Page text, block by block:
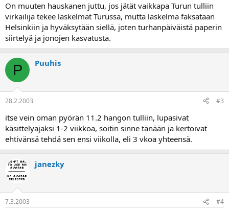
On muuten hauskanen juttu, jos jätät vaikkapa Turun tulliin
virkailija tekee laskelmat Turussa, mutta laskelma faksataan
Helsinkiin ja hyväksytään siellä, joten turhanpäiväistä paperin
siirtelyä ja jonojen kasvatusta.
P Puuhis
28.2.2003 #3
itse vein oman pyörän 11.2 hangon tulliin, lupasivat
käsittelyajaksi 1-2 viikkoa, soitin sinne tänään ja kertoivat
ehtivänsä tehdä sen ensi viikolla, eli 3 vkoa yhteensä.
janezky
7.3.2003 #4